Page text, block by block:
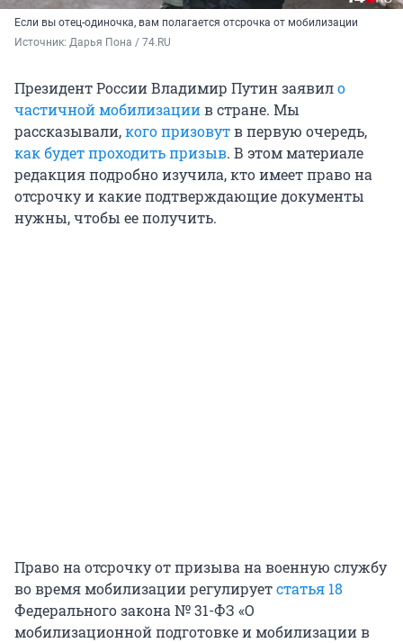
Если вы отец-одиночка, вам полагается отсрочка от мобилизации
Источник: Дарья Пона / 74.RU
Президент России Владимир Путин заявило
частичной мобилизациив стране. Мы
рассказывали,кого призовутв первую очередь,
как будет проходить призыв. В этом материале
редакция подробно изучила, кто имеет право на
отсрочку и какие подтверждающие документы
нужны, чтобы ее получить.
Право на отсрочку от призыва на военную службу
во время мобилизации регулируетстатья 18
Федерального закона № 31-ФЗ «О
мобилизационной подготовке и мобилизации в